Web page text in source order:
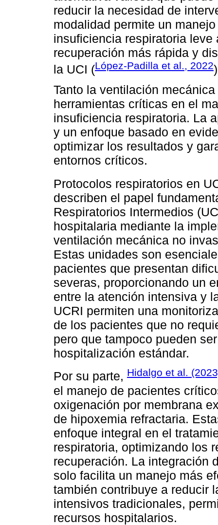
reducir la necesidad de
modalidad permite un
insuficiencia respiratoria
recuperación más rápida y
la UCI (López-Padilla et al., 2022
Tanto la ventilación
herramientas críticas en el
insuficiencia respiratoria. La
y un enfoque basado en
optimizar los resultados y
entornos críticos.
Protocolos respiratorios en
describen el papel
Respiratorios Intermedios
hospitalaria mediante la
ventilación mecánica no
Estas unidades son
pacientes que presentan
severas, proporcionando un
entre la atención intensiva y
UCRI permiten una
de los pacientes que no
pero que tampoco pueden
hospitalización estándar.
Por su parte, Hidalgo et al.
el manejo de pacientes
oxigenación por membrana
de hipoxemia refractaria.
enfoque integral en el
respiratoria, optimizando los
recuperación. La integración
solo facilita un manejo más
también contribuye a reducir
intensivos tradicionales,
recursos hospitalarios.